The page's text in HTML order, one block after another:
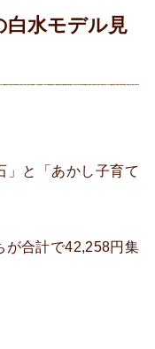
白水モデル見
」と「あかし子育て
が合計で42,258円集